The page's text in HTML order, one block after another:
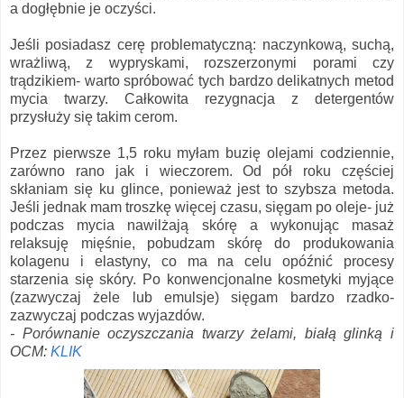
a dogłębnie je oczyści.
Jeśli posiadasz cerę problematyczną: naczynkową, suchą,
wrażliwą, z wypryskami, rozszerzonymi porami czy
trądzikiem- warto spróbować tych bardzo delikatnych metod
mycia twarzy. Całkowita rezygnacja z detergentów
przysłuży się takim cerom.
Przez pierwsze 1,5 roku myłam buzię olejami codziennie,
zarówno rano jak i wieczorem. Od pół roku częściej
skłaniam się ku glince, ponieważ jest to szybsza metoda.
Jeśli jednak mam troszkę więcej czasu, sięgam po oleje- już
podczas mycia nawilżają skórę a wykonując masaż
relaksuję mięśnie, pobudzam skórę do produkowania
kolagenu i elastyny, co ma na celu opóźnić procesy
starzenia się skóry. Po konwencjonalne kosmetyki myjące
(zazwyczaj żele lub emulsje) sięgam bardzo rzadko-
zazwyczaj podczas wyjazdów.
- Porównanie oczyszczania twarzy żelami, białą glinką i
OCM: KLIK